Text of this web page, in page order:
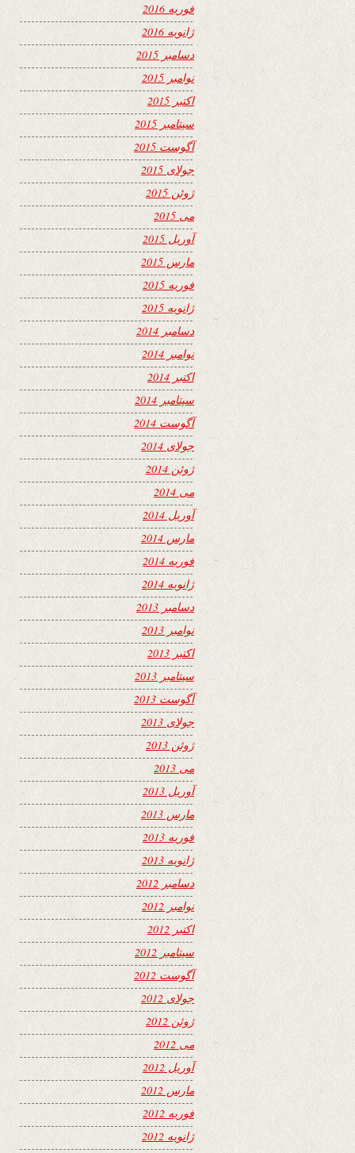
فوریه 2016
ژانویه 2016
دسامبر 2015
نوامبر 2015
اکتبر 2015
سپتامبر 2015
آگوست 2015
جولای 2015
ژوئن 2015
می 2015
آوریل 2015
مارس 2015
فوریه 2015
ژانویه 2015
دسامبر 2014
نوامبر 2014
اکتبر 2014
سپتامبر 2014
آگوست 2014
جولای 2014
ژوئن 2014
می 2014
آوریل 2014
مارس 2014
فوریه 2014
ژانویه 2014
دسامبر 2013
نوامبر 2013
اکتبر 2013
سپتامبر 2013
آگوست 2013
جولای 2013
ژوئن 2013
می 2013
آوریل 2013
مارس 2013
فوریه 2013
ژانویه 2013
دسامبر 2012
نوامبر 2012
اکتبر 2012
سپتامبر 2012
آگوست 2012
جولای 2012
ژوئن 2012
می 2012
آوریل 2012
مارس 2012
فوریه 2012
ژانویه 2012